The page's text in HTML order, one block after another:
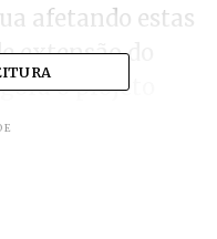
afetando estas
extensão do
o projeto
Câmara de